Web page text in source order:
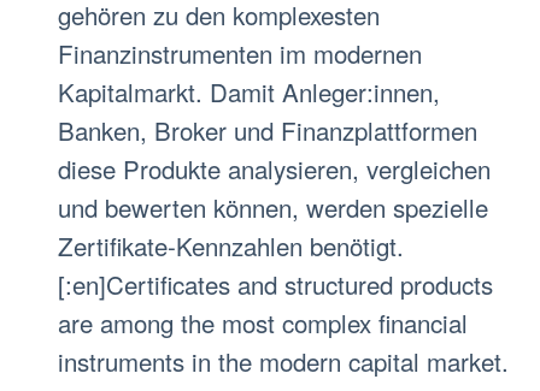
gehören zu den komplexesten
Finanzinstrumenten im modernen
Kapitalmarkt. Damit Anleger:innen,
Banken, Broker und Finanzplattformen
diese Produkte analysieren, vergleichen
und bewerten können, werden spezielle
Zertifikate-Kennzahlen benötigt.
[:en]Certificates and structured products
are among the most complex financial
instruments in the modern capital market.